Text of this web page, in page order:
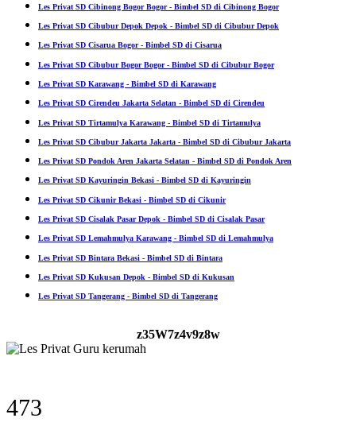
Les Privat SD Cibinong Bogor Bogor - Bimbel SD di Cibinong Bogor
Les Privat SD Cibubur Depok Depok - Bimbel SD di Cibubur Depok
Les Privat SD Cisarua Bogor - Bimbel SD di Cisarua
Les Privat SD Cibubur Bogor Bogor - Bimbel SD di Cibubur Bogor
Les Privat SD Karawang - Bimbel SD di Karawang
Les Privat SD Cirendeu Jakarta Selatan - Bimbel SD di Cirendeu
Les Privat SD Tirtamulya Karawang - Bimbel SD di Tirtamulya
Les Privat SD Cibubur Jakarta Jakarta - Bimbel SD di Cibubur Jakarta
Les Privat SD Pondok Aren Jakarta Selatan - Bimbel SD di Pondok Aren
Les Privat SD Kayuringin Bekasi - Bimbel SD di Kayuringin
Les Privat SD Cikunir Bekasi - Bimbel SD di Cikunir
Les Privat SD Cisalak Pasar Depok - Bimbel SD di Cisalak Pasar
Les Privat SD Lemahmulya Karawang - Bimbel SD di Lemahmulya
Les Privat SD Bintara Bekasi - Bimbel SD di Bintara
Les Privat SD Kukusan Depok - Bimbel SD di Kukusan
Les Privat SD Tangerang - Bimbel SD di Tangerang
z35W7z4v9z8w
473